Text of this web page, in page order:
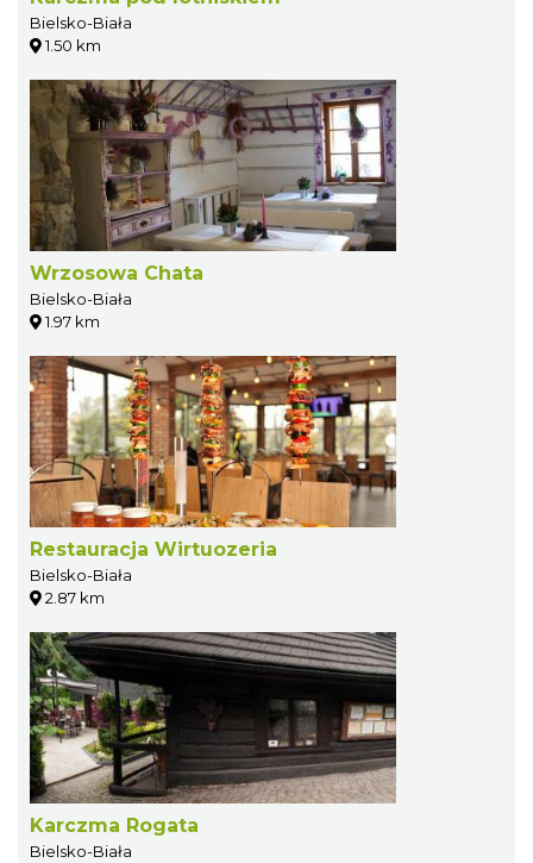
Bielsko-Biała
1.50 km
Wrzosowa Chata
Bielsko-Biała
1.97 km
Restauracja Wirtuozeria
Bielsko-Biała
2.87 km
Karczma Rogata
Bielsko-Biała